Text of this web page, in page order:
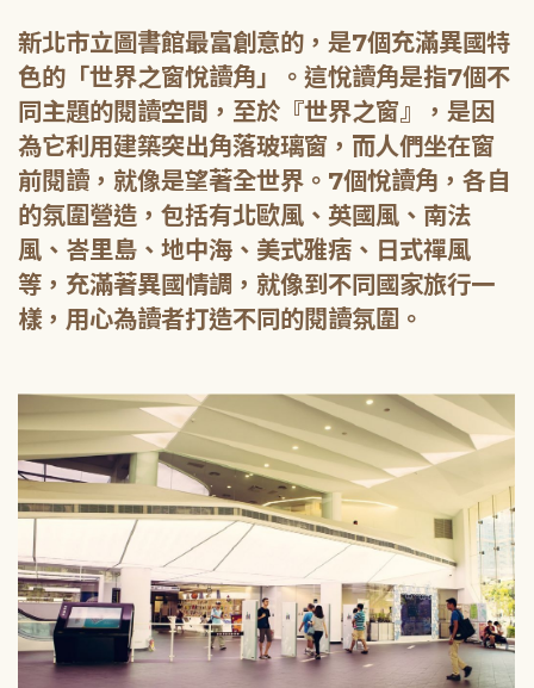
新北市立圖書館最富創意的，是7個充滿異國特
色的「世界之窗悅讀角」。這悅讀角是指7個不
同主題的閱讀空間，至於『世界之窗』，是因
為它利用建築突出角落玻璃窗，而人們坐在窗
前閱讀，就像是望著全世界。7個悅讀角，各自
的氛圍營造，包括有北歐風、英國風、南法
風、峇里島、地中海、美式雅痞、日式禪風
等，充滿著異國情調，就像到不同國家旅行一
樣，用心為讀者打造不同的閱讀氛圍。